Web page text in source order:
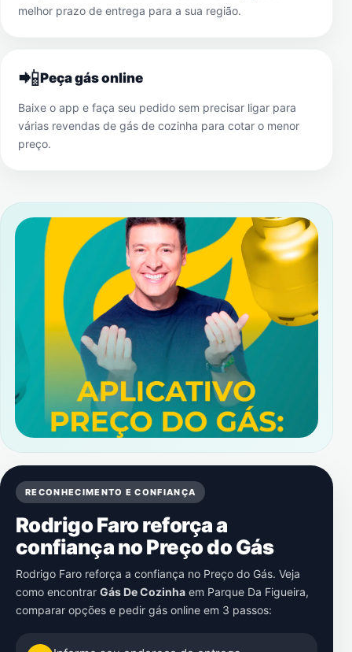
melhor prazo de entrega para a sua região.
📲Peça gás online
Baixe o app e faça seu pedido sem precisar ligar para
várias revendas de gás de cozinha para cotar o menor
preço.
RECONHECIMENTO E CONFIANÇA
Rodrigo Faro reforça a
confiança no Preço do Gás
Rodrigo Faro reforça a confiança no Preço do Gás. Veja
como encontrar Gás De Cozinha em Parque Da Figueira,
comparar opções e pedir gás online em 3 passos: